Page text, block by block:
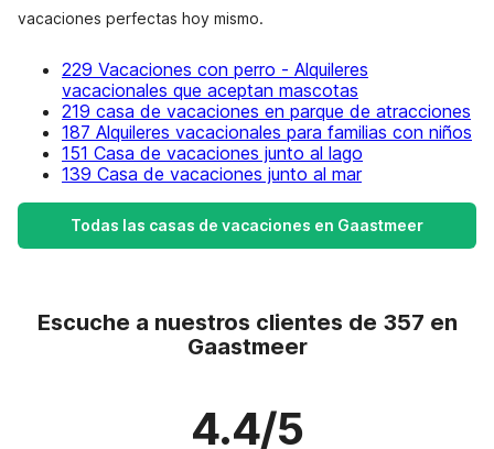
vacaciones perfectas hoy mismo.
229 Vacaciones con perro - Alquileres
vacacionales que aceptan mascotas
219 casa de vacaciones en parque de atracciones
187 Alquileres vacacionales para familias con niños
151 Casa de vacaciones junto al lago
139 Casa de vacaciones junto al mar
Todas las casas de vacaciones en Gaastmeer
Escuche a nuestros clientes de 357 en
Gaastmeer
4.4/5